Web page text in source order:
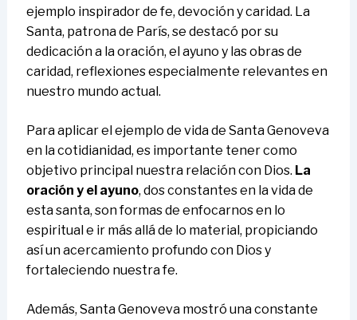
ejemplo inspirador de fe, devoción y caridad. La
Santa, patrona de París, se destacó por su
dedicación a la oración, el ayuno y las obras de
caridad, reflexiones especialmente relevantes en
nuestro mundo actual.
Para aplicar el ejemplo de vida de Santa Genoveva
en la cotidianidad, es importante tener como
objetivo principal nuestra relación con Dios. La
oración y el ayuno, dos constantes en la vida de
esta santa, son formas de enfocarnos en lo
espiritual e ir más allá de lo material, propiciando
así un acercamiento profundo con Dios y
fortaleciendo nuestra fe.
Además, Santa Genoveva mostró una constante